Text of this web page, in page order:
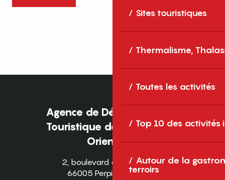
Sites touristiques
Thermalisme,
Toutes les activités
Top 10 des activités
Autour de la
terroirs
Pyrénées-Orientales sont une destination
idéale pour partager des moments en
famille tout au long...
Agence de Développement
Touristique des Pyrénées-
Orientales
2, boulevard des Pyrénées
66005 Perpignan Cedex